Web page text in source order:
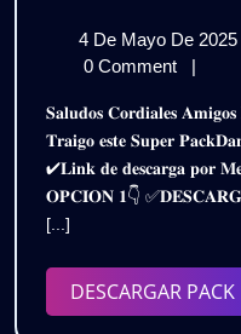
4 De Mayo De 2025
0 Comment
|
𝐒𝐚𝐥𝐮𝐝𝐨𝐬 𝐂𝐨𝐫𝐝𝐢𝐚𝐥𝐞𝐬 𝐀𝐦𝐢𝐠𝐨𝐬 𝐃𝐉𝐒 𝐝𝐞𝐥 𝐏𝐥𝐚𝐧𝐞𝐭𝐚 𝐞𝐧𝐭𝐞𝐫𝐨𝐀𝐪𝐮𝐢 𝐥𝐞𝐬
𝐓𝐫𝐚𝐢𝐠𝐨 𝐞𝐬𝐭𝐞 𝐒𝐮𝐩𝐞𝐫
✔𝐋𝐢𝐧𝐤 𝐝𝐞 𝐝𝐞𝐬𝐜𝐚𝐫𝐠𝐚 𝐩𝐨𝐫
𝐎𝐏𝐂𝐈𝐎𝐍 𝟏👇
[...]
DESCARGAR PACK